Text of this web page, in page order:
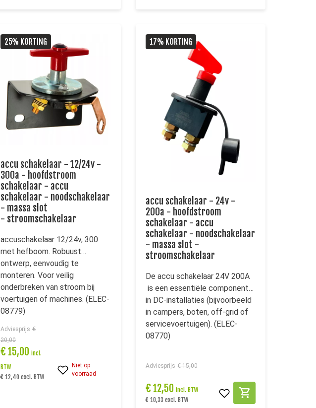
25% KORTING
accu schakelaar - 12/24v -
300a - hoofdstroom
schakelaar - accu
schakelaar - noodschakelaar
- massa slot
- stroomschakelaar
accuschakelaar 12/24v, 300
met hefboom. Robuust
ontwerp, eenvoudig te
monteren. Voor veilig
onderbreken van stroom bij
voertuigen of machines. (ELEC-
08779)
Adviesprijs €
20,00
€ 15,00 incl.
BTW
€ 12,40 excl. BTW
Niet op
voorraad
17% KORTING
accu schakelaar - 24v -
200a - hoofdstroom
schakelaar - accu
schakelaar - noodschakelaar
- massa slot -
stroomschakelaar
De accu schakelaar 24V 200A
is een essentiële component
in DC-installaties (bijvoorbeeld
in campers, boten, off-grid of
servicevoertuigen). (ELEC-
08770)
Adviesprijs € 15,00
€ 12,50 incl. BTW
€ 10,33 excl. BTW